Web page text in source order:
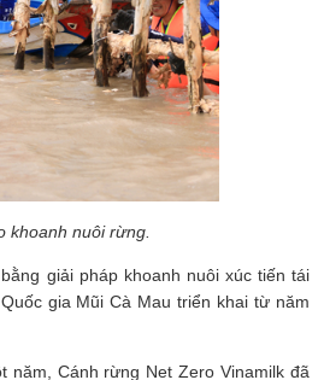
khoanh nuôi rừng.
giải pháp khoanh nuôi xúc tiến tái
gia Mũi Cà Mau triển khai từ năm
Cánh rừng Net Zero Vinamilk đã